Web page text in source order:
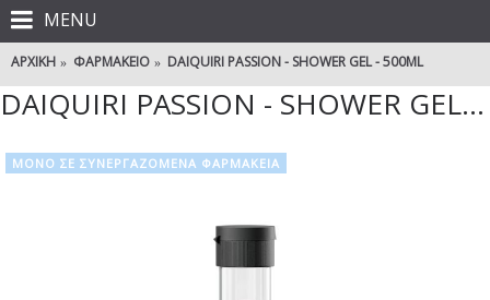
MENU
ΑΡΧΙΚΉ ΦΑΡΜΑΚΕΊΟ DAIQUIRI PASSION - SHOWER GEL - 500ML
DAIQUIRI PASSION - SHOWER GEL - 500ML
ΜΟΝΟ ΣΕ ΣΥΝΕΡΓΑΖΟΜΕΝΑ ΦΑΡΜΑΚΕΙΑ